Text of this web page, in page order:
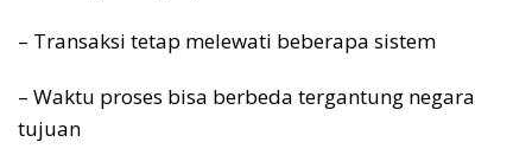
– Transaksi tetap melewati beberapa sistem
– Waktu proses bisa berbeda tergantung negara
tujuan